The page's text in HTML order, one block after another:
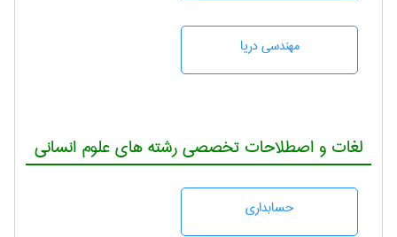
مهندسی دریا
لغات و اصطلاحات تخصصی رشته های علوم انسانی
حسابداری